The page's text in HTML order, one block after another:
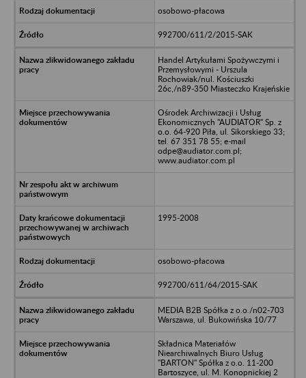
osobowo-płacowa
992700/611/2/2015-SAK
Handel Artykułami Spożywczymi i
Przemysłowymi - Urszula
Rochowiak/nul. Kościuszki
26c,/n89-350 Miasteczko Krajeńskie
Ośrodek Archiwizacji i Usług
Ekonomicznych "AUDIATOR" Sp. z
o.o. 64-920 Piła, ul. Sikorskiego 33;
tel. 67 351 78 55; e-mail
odpe@audiator.com.pl;
www.audiator.com.pl
1995-2008
osobowo-płacowa
992700/611/64/2015-SAK
MEDIA B2B Spółka z o.o./n02-703
Warszawa, ul. Bukowińska 10/77
Składnica Materiałów
Niearchiwalnych Biuro Usług
"BARTON" Spółka z o.o. 11-200
Bartoszyce, ul. M. Konopnickiej 2